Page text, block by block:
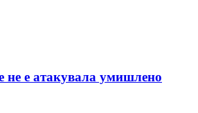
не е атакувала умишлено